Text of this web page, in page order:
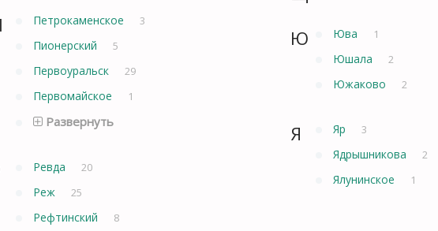
Петрокаменское 3
Пионерский 5
Первоуральск 29
Первомайское 1
Развернуть
Ревда 20
Реж 25
Рефтинский 8
Ю Юва 1
Юшала 2
Южаково 2
Я Яр 3
Ядрышникова 2
Ялунинское 1